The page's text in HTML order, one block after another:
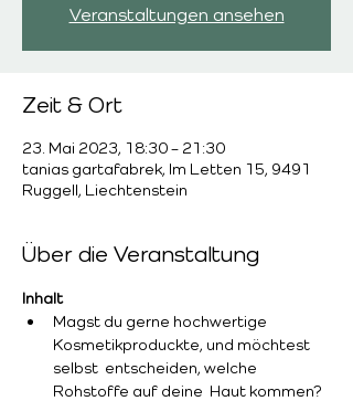
Veranstaltungen ansehen
Zeit & Ort
23. Mai 2023, 18:30 – 21:30
tanias gartafabrek, Im Letten 15, 9491
Ruggell, Liechtenstein
Über die Veranstaltung
Inhalt
Magst du gerne hochwertige
Kosmetikproduckte, und möchtest
selbst  entscheiden, welche
Rohstoffe auf deine  Haut kommen?